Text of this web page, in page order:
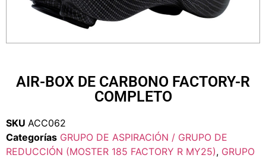
AIR-BOX DE CARBONO FACTORY-R
COMPLETO
SKU ACC062
Categorías GRUPO DE ASPIRACIÓN / GRUPO DE
REDUCCIÓN (MOSTER 185 FACTORY R MY25), GRUPO